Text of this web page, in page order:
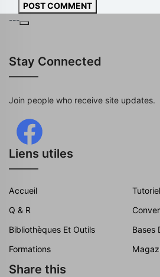
POST COMMENT
---
Stay Connected
Join people who receive site updates.
Liens utiles
Accueil
Q & R
Bibliothèques Et Outils
Bases
Formations
Share this